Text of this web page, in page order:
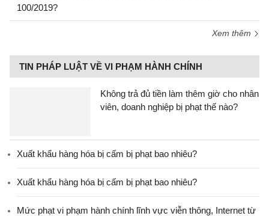
100/2019?
Xem thêm
TIN PHÁP LUẬT VỀ VI PHẠM HÀNH CHÍNH
Không trả đủ tiền làm thêm giờ cho nhân
viên, doanh nghiệp bị phạt thế nào?
Xuất khẩu hàng hóa bị cấm bị phạt bao nhiêu?
Xuất khẩu hàng hóa bị cấm bị phạt bao nhiêu?
Mức phạt vi phạm hành chính lĩnh vực viễn thông, Internet từ